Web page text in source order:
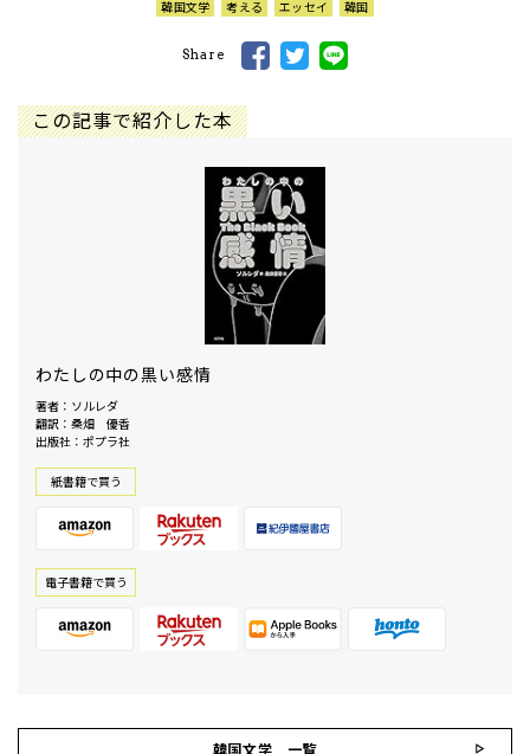
韓国文学 考える エッセイ 韓国
Share
この記事で紹介した本
わたしの中の黒い感情
著者：ソルレダ
翻訳：桑畑 優香
出版社：ポプラ社
紙書籍で買う
電⼦書籍で買う
韓国文学 一覧